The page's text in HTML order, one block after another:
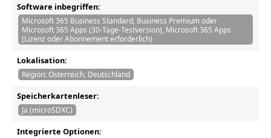
Software inbegriffen:
Microsoft 365 Business Standard, Business Premium oder
Microsoft 365 Apps (30-Tage-Testversion), Microsoft 365 Apps
(Lizenz oder Abonnement erforderlich)
Lokalisation:
Region: Österreich, Deutschland
Speicherkartenleser:
Ja (microSDXC)
Integrierte Optionen: